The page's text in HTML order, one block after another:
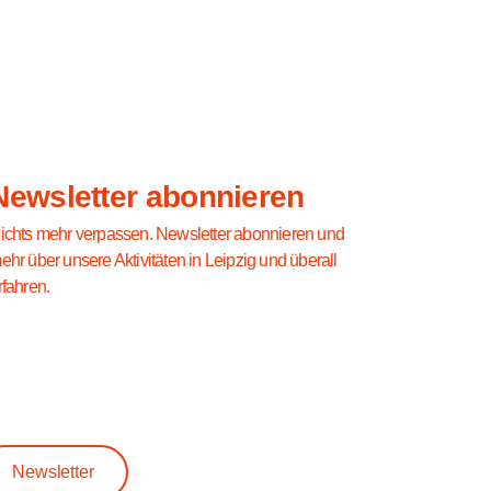
abonnieren
mehr verpassen. Newsletter abonnieren und
über unsere Aktivitäten in Leipzig und überall
Newsletter